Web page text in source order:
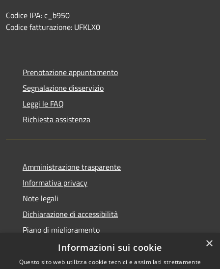
Codice IPA: c_b950
Codice fatturazione: UFKLX0
Prenotazione appuntamento
Segnalazione disservizio
Leggi le FAQ
Richiesta assistenza
Amministrazione trasparente
Informativa privacy
Note legali
Dichiarazione di accessibilità
Piano di miglioramento
×
Informazioni sui cookie
Questo sito web utilizza cookie tecnici e assimilati strettamente